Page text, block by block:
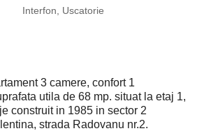
Interfon, Uscatorie
3 camere, confort 1
utila de 68 mp. situat la etaj 1,
construit in 1985 in sector 2
strada Radovanu nr.2.